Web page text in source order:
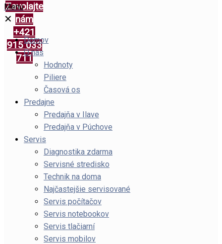
Zavolajte
nám
+421
915 033
711
Menu
✕
Domov
O nás
Hodnoty
Piliere
Časová os
Predajne
Predajňa v Ilave
Predajňa v Púchove
Servis
Diagnostika zdarma
Servisné stredisko
Technik na doma
Najčastejšie servisované
Servis počítačov
Servis notebookov
Servis tlačiarní
Servis mobilov